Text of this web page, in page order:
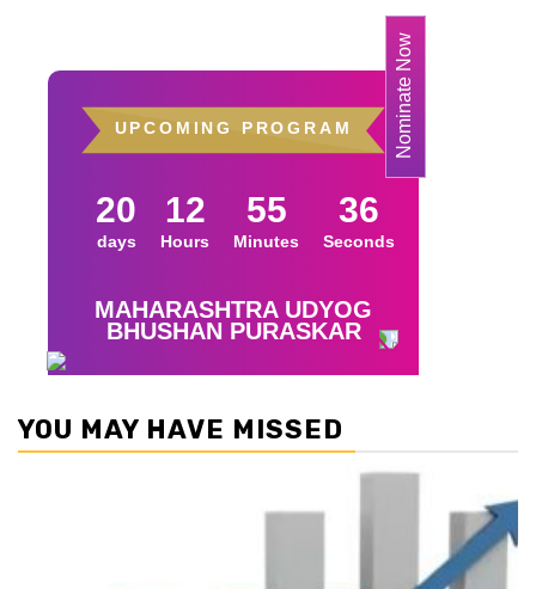
YOU MAY HAVE MISSED